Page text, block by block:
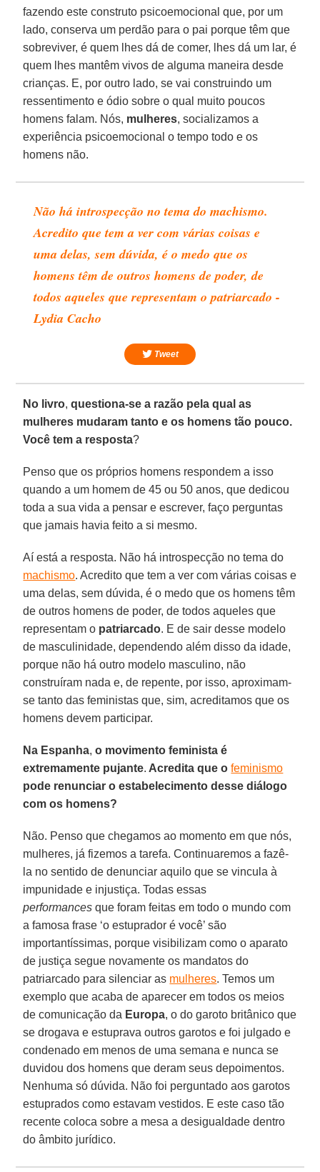
fazendo este construto psicoemocional que, por um
lado, conserva um perdão para o pai porque têm que
sobreviver, é quem lhes dá de comer, lhes dá um lar, é
quem lhes mantêm vivos de alguma maneira desde
crianças. E, por outro lado, se vai construindo um
ressentimento e ódio sobre o qual muito poucos
homens falam. Nós, mulheres, socializamos a
experiência psicoemocional o tempo todo e os
homens não.
Não há introspecção no tema do machismo.
Acredito que tem a ver com várias coisas e
uma delas, sem dúvida, é o medo que os
homens têm de outros homens de poder, de
todos aqueles que representam o patriarcado -
Lydia Cacho
Tweet
No livro, questiona-se a razão pela qual as
mulheres mudaram tanto e os homens tão pouco.
Você tem a resposta?
Penso que os próprios homens respondem a isso
quando a um homem de 45 ou 50 anos, que dedicou
toda a sua vida a pensar e escrever, faço perguntas
que jamais havia feito a si mesmo.
Aí está a resposta. Não há introspecção no tema do
machismo. Acredito que tem a ver com várias coisas e
uma delas, sem dúvida, é o medo que os homens têm
de outros homens de poder, de todos aqueles que
representam o patriarcado. E de sair desse modelo
de masculinidade, dependendo além disso da idade,
porque não há outro modelo masculino, não
construíram nada e, de repente, por isso, aproximam-
se tanto das feministas que, sim, acreditamos que os
homens devem participar.
Na Espanha, o movimento feminista é
extremamente pujante. Acredita que ofeminismo
pode renunciar o estabelecimento desse diálogo
com os homens?
Não. Penso que chegamos ao momento em que nós,
mulheres, já fizemos a tarefa. Continuaremos a fazê-
la no sentido de denunciar aquilo que se vincula à
impunidade e injustiça. Todas essas
performances que foram feitas em todo o mundo com
a famosa frase ‘o estuprador é você’ são
importantíssimas, porque visibilizam como o aparato
de justiça segue novamente os mandatos do
patriarcado para silenciar as mulheres. Temos um
exemplo que acaba de aparecer em todos os meios
de comunicação da Europa, o do garoto britânico que
se drogava e estuprava outros garotos e foi julgado e
condenado em menos de uma semana e nunca se
duvidou dos homens que deram seus depoimentos.
Nenhuma só dúvida. Não foi perguntado aos garotos
estuprados como estavam vestidos. E este caso tão
recente coloca sobre a mesa a desigualdade dentro
do âmbito jurídico.